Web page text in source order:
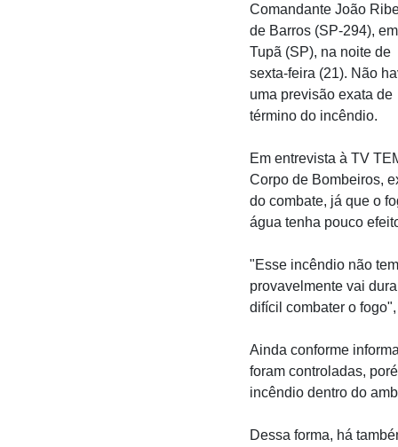
Comandante João
de Barros (SP-294), em
Tupã (SP), na noite de
sexta-feira (21). Não
uma previsão exata de
término do incêndio.
Em entrevista à TV
Corpo de Bombeiros,
do combate, já que o
água tenha pouco
"Esse incêndio não
provavelmente vai
difícil combater o
Ainda conforme
foram controladas,
incêndio dentro do
Dessa forma, há